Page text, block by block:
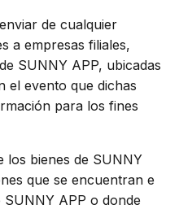
de cualquier
a empresas filiales,
SUNNY APP, ubicadas
el evento que dichas
para los fines
los bienes de SUNNY
que se encuentran e
SUNNY APP o donde